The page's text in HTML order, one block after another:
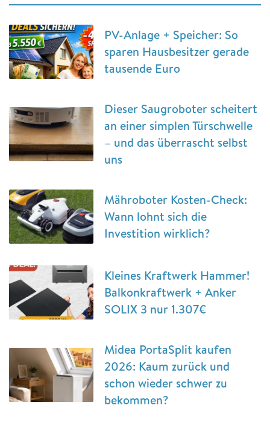
PV-Anlage + Speicher: So
sparen Hausbesitzer gerade
tausende Euro
Dieser Saugroboter scheitert
an einer simplen Türschwelle
– und das überrascht selbst
uns
Mähroboter Kosten-Check:
Wann lohnt sich die
Investition wirklich?
Kleines Kraftwerk Hammer!
Balkonkraftwerk + Anker
SOLIX 3 nur 1.307€
Midea PortaSplit kaufen
2026: Kaum zurück und
schon wieder schwer zu
bekommen?